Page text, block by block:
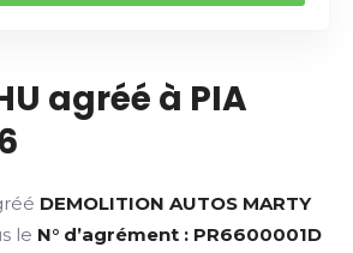
agréé à PIA
DEMOLITION AUTOS MARTY
le N° d’agrément : PR6600001D